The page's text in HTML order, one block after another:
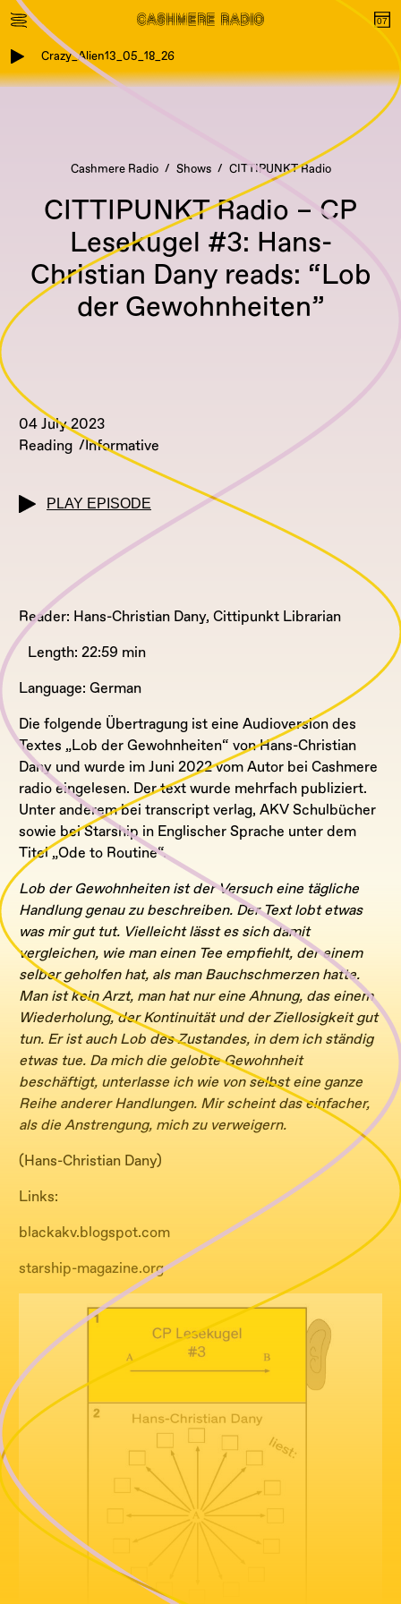
Crazy_Alien13_05_18_26
Cashmere Radio Shows CITTIPUNKT Radio
CITTIPUNKT Radio – CP
Lesekugel #3: Hans-
Christian Dany reads: “Lob
der Gewohnheiten”
04 July 2023
Reading
Informative
PLAY EPISODE
Reader: Hans-Christian Dany, Cittipunkt Librarian
Length: 22:59 min
Language: German
Die folgende Übertragung ist eine Audioversion des
Textes „Lob der Gewohnheiten“ von Hans-Christian
Dany und wurde im Juni 2022 vom Autor bei Cashmere
radio eingelesen. Der text wurde mehrfach publiziert.
Unter anderem bei transcript verlag, AKV Schulbücher
sowie bei Starship in Englischer Sprache unter dem
Titel „Ode to Routine“.
Lob der Gewohnheiten ist der Versuch eine tägliche
Handlung genau zu beschreiben. Der Text lobt etwas
was mir gut tut. Vielleicht lässt es sich damit
vergleichen, wie man einen Tee empfiehlt, der einem
selber geholfen hat, als man Bauchschmerzen hatte.
Man ist kein Arzt, man hat nur eine Ahnung, das einem
Wiederholung, der Kontinuität und der Ziellosigkeit gut
tun. Er ist auch Lob des Zustandes, in dem ich ständig
etwas tue. Da mich die gelobte Gewohnheit
beschäftigt, unterlasse ich wie von selbst eine ganze
Reihe anderer Handlungen. Mir scheint das einfacher,
als die Anstrengung, mich zu verweigern.
(Hans-Christian Dany)
Links:
blackakv.blogspot.com
starship-magazine.org